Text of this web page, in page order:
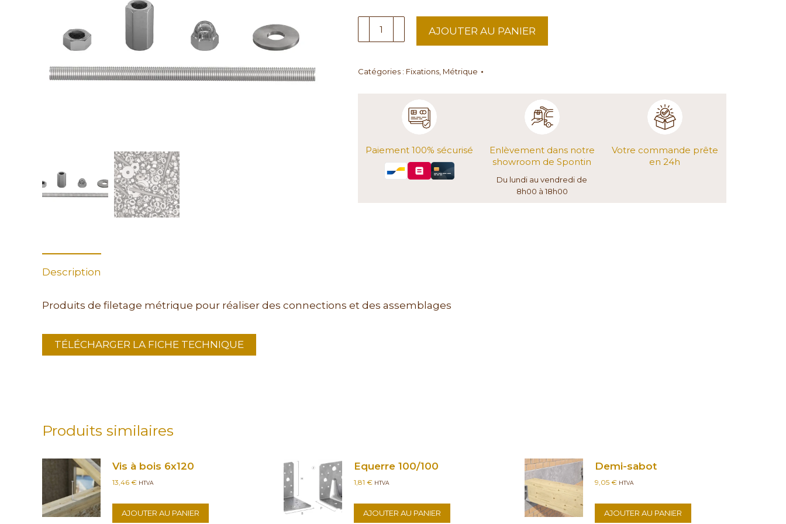
quantité
de
M12
AJOUTER AU PANIER
Catégories : Fixations Métrique
Paiement 100% sécurisé
Enlèvement dans notre
showroom de Spontin
Du lundi au vendredi de
8h00 à 18h00
Votre commande prête
en 24h
Description
Produits de filetage métrique pour réaliser des connections et des assemblages
TÉLÉCHARGER LA FICHE TECHNIQUE
Produits similaires
Vis à bois 6x120
13,46 € HTVA
AJOUTER AU PANIER
Equerre 100/100
1,81 € HTVA
AJOUTER AU PANIER
Demi-sabot
9,05 € HTVA
AJOUTER AU PANIER